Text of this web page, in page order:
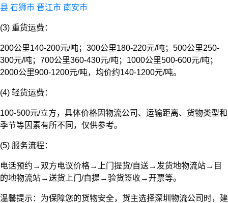
县 石狮市 晋江市 南安市
(3) 重货运费：
200公里140-200元/吨；300公里180-220元/吨；500公里250-
300元/吨；700公里360-430元/吨；1000公里500-600元/吨；
2000公里900-1200元/吨，均价约140-1200元/吨。
(4) 轻货运费：
100-500元/立方，具体价格因物流公司、运输距离、货物类型和
季节等因素有所不同，仅供参考。
(5) 服务流程：
电话预约→双方电议价格→上门提货/自送→发货地物流站→目
的地物流站→送货上门/自提→验货签收→开票等。
温馨提示：为保障您的货物安全，货主选择深圳物流公司时，建